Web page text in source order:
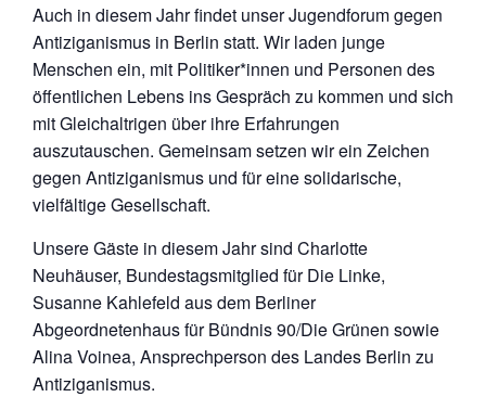
Auch in diesem Jahr findet unser Jugendforum gegen
Antiziganismus in Berlin statt. Wir laden junge
Menschen ein, mit Politiker*innen und Personen des
öffentlichen Lebens ins Gespräch zu kommen und sich
mit Gleichaltrigen über ihre Erfahrungen
auszutauschen. Gemeinsam setzen wir ein Zeichen
gegen Antiziganismus und für eine solidarische,
vielfältige Gesellschaft.
Unsere Gäste in diesem Jahr sind Charlotte
Neuhäuser, Bundestagsmitglied für Die Linke,
Susanne Kahlefeld aus dem Berliner
Abgeordnetenhaus für Bündnis 90/Die Grünen sowie
Alina Voinea, Ansprechperson des Landes Berlin zu
Antiziganismus.